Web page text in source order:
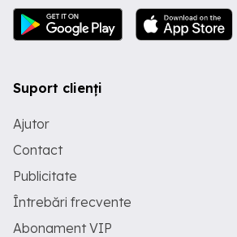
Suport clienți
Ajutor
Contact
Publicitate
Întrebări frecvente
Abonament VIP